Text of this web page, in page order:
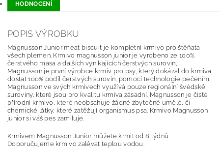
HODNOCENÍ
POPIS VÝROBKU
Magnusson Junior meat biscuit je kompletní krmivo pro štěňata
všech plemen. Krmivo magnusson junior je vyrobeno ze 100%
čerstvého masa a dalších vynikajících čerstvých surovin,
Magnusson je první výrobce krmiv pro psy, který dokázal do krmiva
dostat 100% podíl čerstvých surovin, pomocí technologie pečením.
Magnusson ve svých krmivech využívá pouze regionální švédské
suroviny, které jsou pro kvalitu krmiva zásadní. Magnusson je čisté
přírodní krmivo, které neobsahuje žádné zbytečné umělé, či
chemické látky, které zatěžují organismus psa. Krmivo Magnusson
junior si váš pes zamiluje.
Krmivem Magnusson Junior můžete krmit od 8 týdnů.
Doporučujeme krmivo zalévat teplou vodou.